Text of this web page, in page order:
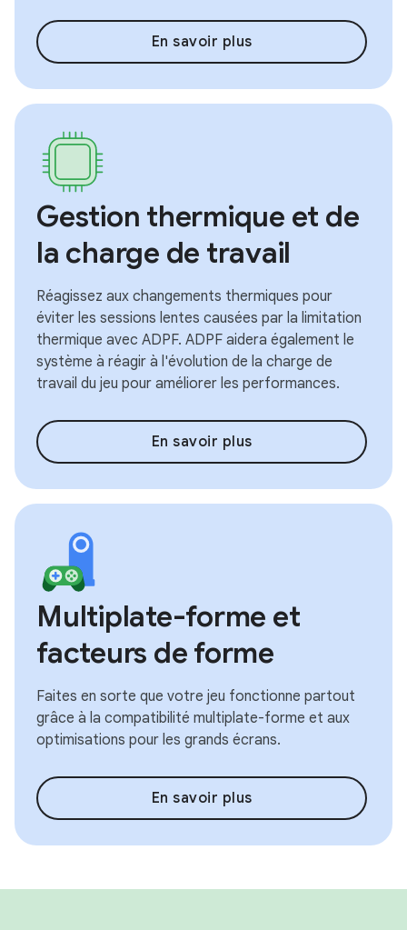
En savoir plus
Gestion thermique et de
la charge de travail
Réagissez aux changements thermiques pour
éviter les sessions lentes causées par la limitation
thermique avec ADPF. ADPF aidera également le
système à réagir à l'évolution de la charge de
travail du jeu pour améliorer les performances.
En savoir plus
Multiplate-forme et
facteurs de forme
Faites en sorte que votre jeu fonctionne partout
grâce à la compatibilité multiplate-forme et aux
optimisations pour les grands écrans.
En savoir plus